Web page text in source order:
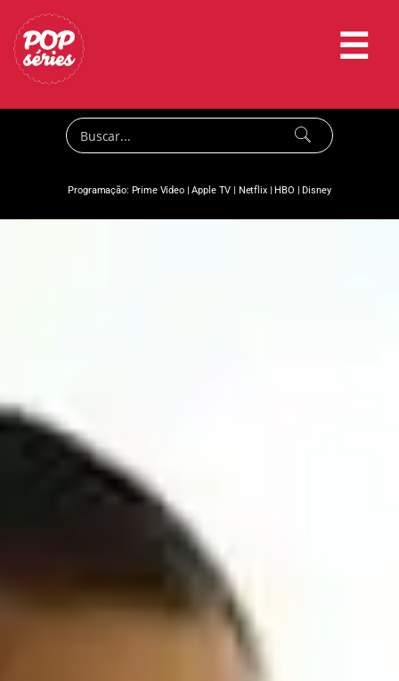
☰
Programação: Prime Video|Apple TV | Netflix|HBO |Disney